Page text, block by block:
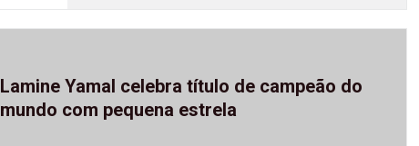
Lamine Yamal celebra título de campeão do
mundo com pequena estrela